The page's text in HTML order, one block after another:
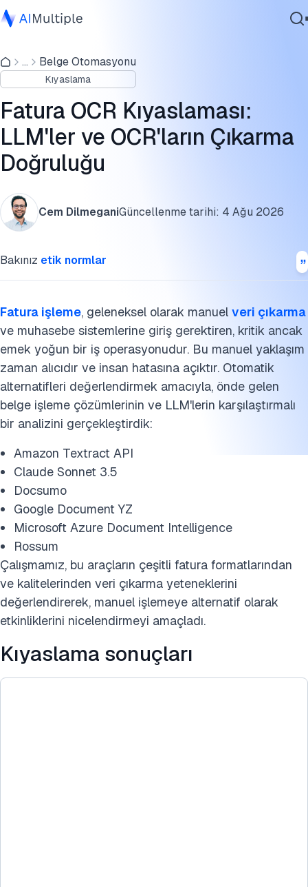
Ajanik Yapay Zeka
Siber güvenlik
Veri
Kurumsal Yazılım
Hizmetler
Bize Ulaşın
... Belge Otomasyonu
Kıyaslama
Fatura OCR Kıyaslaması:
LLM'ler ve OCR'ların Çıkarma
Doğruluğu
Cem DilmeganiGüncellenme tarihi: 4 Ağu 2026
Bakınız etik normlar
Fatura işleme, geleneksel olarak manuel veri çıkarma
ve muhasebe sistemlerine giriş gerektiren, kritik ancak
emek yoğun bir iş operasyonudur. Bu manuel yaklaşım
zaman alıcıdır ve insan hatasına açıktır. Otomatik
alternatifleri değerlendirmek amacıyla, önde gelen
belge işleme çözümlerinin ve LLM'lerin karşılaştırmalı
bir analizini gerçekleştirdik:
Amazon Textract API
Claude Sonnet 3.5
Docsumo
Google Document YZ
Microsoft Azure Document Intelligence
Rossum
Çalışmamız, bu araçların çeşitli fatura formatlarından
ve kalitelerinden veri çıkarma yeteneklerini
değerlendirerek, manuel işlemeye alternatif olarak
etkinliklerini nicelendirmeyi amaçladı.
Kıyaslama sonuçları
Metodoloji
Fatura OCR nedir?
Fatura OCR araçları nasıl çalışır?
Fatura işleme tedarikçinizi nasıl seçersiniz?
Bu benchmarkı kaynak gösterin